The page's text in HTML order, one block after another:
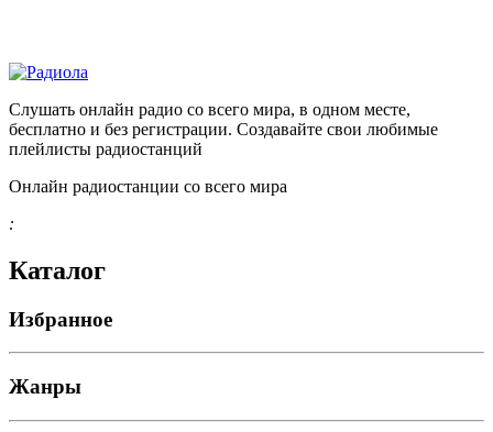
Слушать онлайн радио со всего мира, в одном месте,
бесплатно и без регистрации. Создавайте свои любимые
плейлисты радиостанций
Онлайн радиостанции со всего мира
:
Каталог
Избранное
Жанры